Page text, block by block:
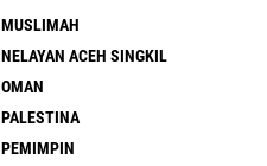
MUSLIMAH
NELAYAN ACEH SINGKIL
OMAN
PALESTINA
PEMIMPIN